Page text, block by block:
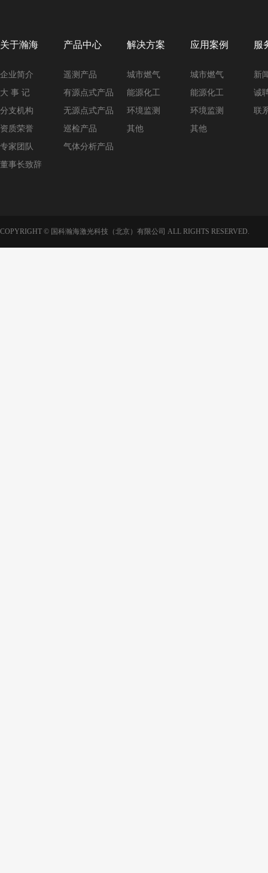
关于瀚海
企业简介
大 事 记
分支机构
资质荣誉
专家团队
董事长致辞
产品中心
遥测产品
有源点式产品
无源点式产品
巡检产品
气体分析产品
解决方案
城市燃气
能源化工
环境监测
其他
应用案例
城市燃气
能源化工
环境监测
其他
服
新
诚
联
COPYRIGHT © 国科瀚海激光科技（北京）有限公司 ALL RIGHTS RESERVED.